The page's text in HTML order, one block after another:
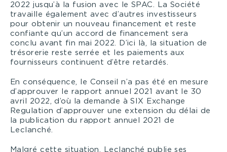
2022 jusqu’à la fusion avec le SPAC. La Société
travaille également avec d’autres investisseurs
pour obtenir un nouveau financement et reste
confiante qu’un accord de financement sera
conclu avant fin mai 2022. D’ici là, la situation de
trésorerie reste serrée et les paiements aux
fournisseurs continuent d’être retardés.
En conséquence, le Conseil n’a pas été en mesure
d’approuver le rapport annuel 2021 avant le 30
avril 2022, d’où la demande à SIX Exchange
Regulation d’approuver une extension du délai de
la publication du rapport annuel 2021 de
Leclanché.
Malgré cette situation, Leclanché publie ses